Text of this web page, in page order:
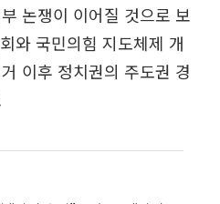
논쟁이 이어질 것으로 보
와 국민의힘 지도체제 개
이후 정치권의 주도권 경